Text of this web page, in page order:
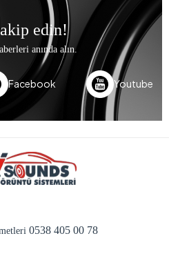
edin!
anında alın.
Facebook Youtube
0538 405 00 78